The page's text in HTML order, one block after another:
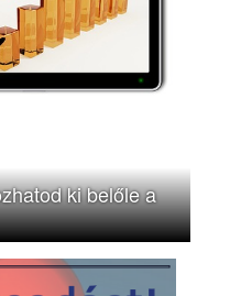
ki belőle a